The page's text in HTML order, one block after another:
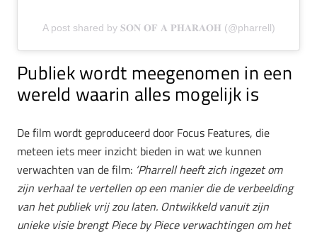
A post shared by 𝐒𝐎𝐍 𝐎𝐅 𝐀 𝐏𝐇𝐀𝐑𝐀𝐎𝐇 (@pharrell)
Publiek wordt meegenomen in een
wereld waarin alles mogelijk is
De film wordt geproduceerd door Focus Features, die
meteen iets meer inzicht bieden in wat we kunnen
verwachten van de film: ‘Pharrell heeft zich ingezet om
zijn verhaal te vertellen op een manier die de verbeelding
van het publiek vrij zou laten. Ontwikkeld vanuit zijn
unieke visie brengt Piece by Piece verwachtingen om het